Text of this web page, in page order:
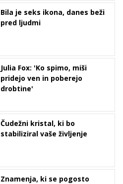
Bila je seks ikona, danes beži
pred ljudmi
Julia Fox: 'Ko spimo, miši
pridejo ven in poberejo
drobtine'
Čudežni kristal, ki bo
stabiliziral vaše življenje
Znamenja, ki se pogosto